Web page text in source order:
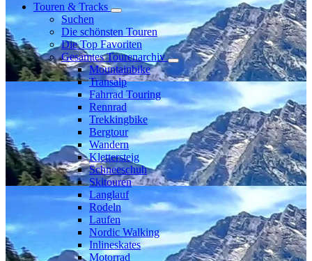
Touren & Tracks
Suchen
Die schönsten Touren
Die Top Favoriten
Gesamtes Tourenarchiv
Mountainbike
Transalp
Fahrrad Touring
Rennrad
Trekkingbike
Bergtour
Wandern
Klettersteig
Schneeschuh
Skitouren
Langlauf
Rodeln
Laufen
Nordic Walking
Inlineskates
Motorrad